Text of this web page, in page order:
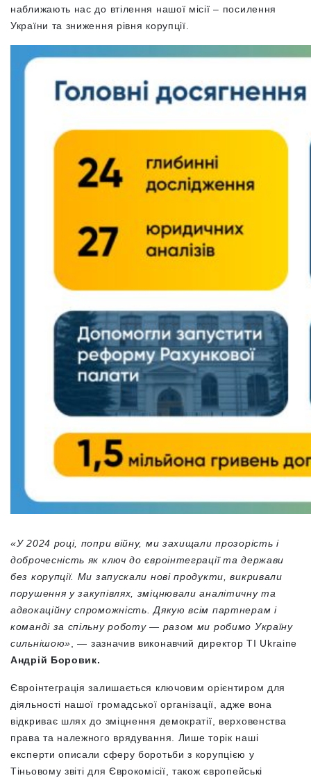
наближають нас до втілення нашої місії – посилення
України та зниження рівня корупції.
«У 2024 році, попри війну, ми захищали прозорість і
доброчесність як ключ до євроінтеграції та держави
без корупції. Ми запускали нові продукти, викривали
порушення у закупівлях, зміцнювали аналітичну та
адвокаційну спроможність. Дякую всім партнерам і
команді за спільну роботу — разом ми робимо Україну
сильнішою», — зазначив виконавчий директор TI Ukraine
Андрій Боровик.
Євроінтеграція залишається ключовим орієнтиром для
діяльності нашої громадської організації, адже вона
відкриває шлях до зміцнення демократії, верховенства
права та належного врядування. Лише торік наші
експерти описали сферу боротьби з корупцією у
Тіньовому звіті для Єврокомісії, також європейські